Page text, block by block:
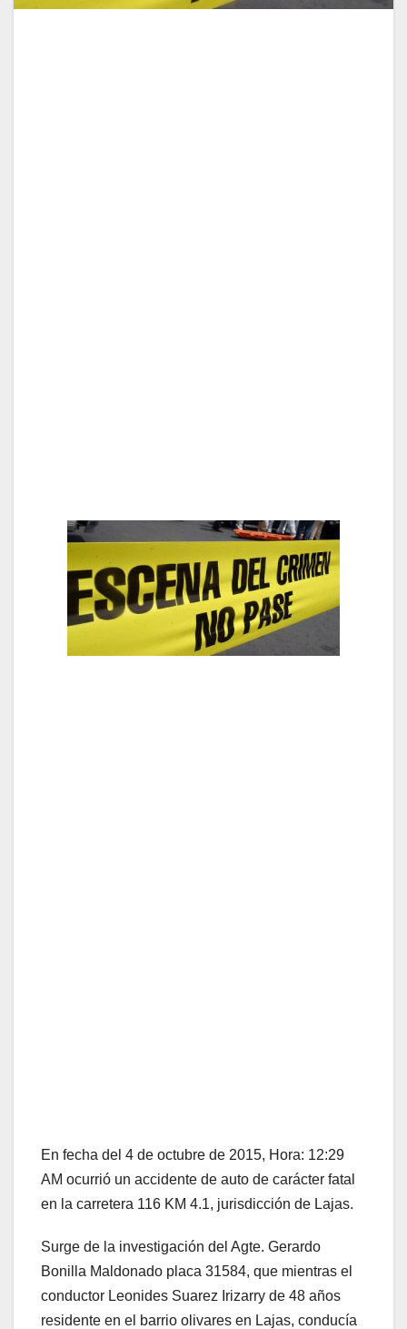
En fecha del 4 de octubre de 2015, Hora: 12:29
AM ocurrió un accidente de auto de carácter fatal
en la carretera 116 KM 4.1, jurisdicción de Lajas.
Surge de la investigación del Agte. Gerardo
Bonilla Maldonado placa 31584, que mientras el
conductor Leonides Suarez Irizarry de 48 años
residente en el barrio olivares en Lajas, conducía